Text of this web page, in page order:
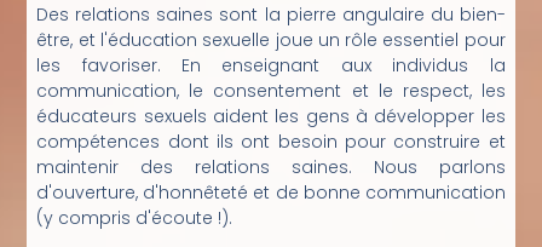
Des relations saines sont la pierre angulaire du bien-
être, et l'éducation sexuelle joue un rôle essentiel pour
les favoriser. En enseignant aux individus la
communication, le consentement et le respect, les
éducateurs sexuels aident les gens à développer les
compétences dont ils ont besoin pour construire et
maintenir des relations saines. Nous parlons
d'ouverture, d'honnêteté et de bonne communication
(y compris d'écoute !).